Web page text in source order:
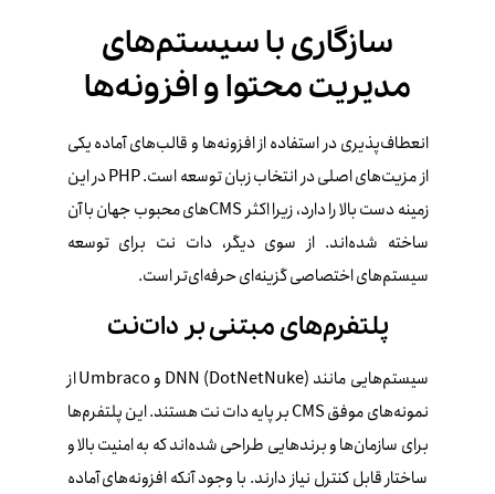
سازگاری با سیستم‌های
مدیریت محتوا و افزونه‌ها
انعطاف‌پذیری در استفاده از افزونه‌ها و قالب‌های آماده یکی
از مزیت‌های اصلی در انتخاب زبان توسعه است. PHP در این
زمینه دست بالا را دارد، زیرا اکثر CMSهای محبوب جهان با آن
ساخته شده‌اند. از سوی دیگر، دات‌ نت برای توسعه
سیستم‌های اختصاصی گزینه‌ای حرفه‌ای‌تر است.
پلتفرم‌های مبتنی بر دات‌نت
سیستم‌هایی مانند DNN (DotNetNuke) و Umbraco از
نمونه‌های موفق CMS بر پایه دات‌ نت هستند. این پلتفرم‌ها
برای سازمان‌ها و برندهایی طراحی شده‌اند که به امنیت بالا و
ساختار قابل کنترل نیاز دارند. با وجود آنکه افزونه‌های آماده